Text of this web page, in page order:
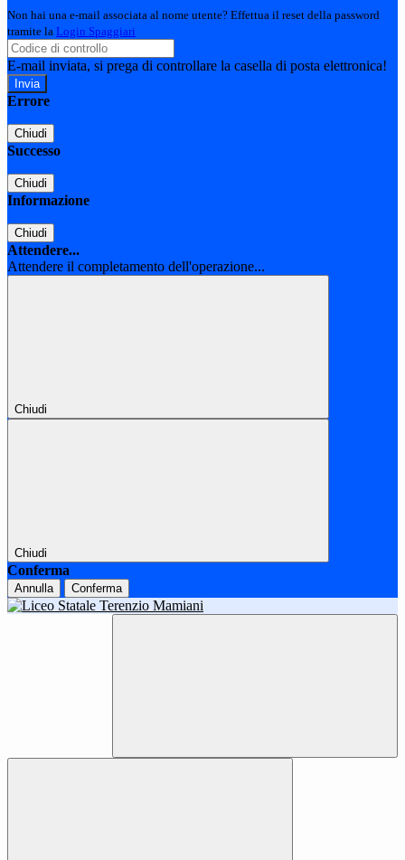
Non hai una e-mail associata al nome utente? Effettua il reset della password
tramite la Login Spaggiari
E-mail inviata, si prega di controllare la casella di posta elettronica!
Errore
Chiudi
Successo
Chiudi
Informazione
Chiudi
Attendere...
Attendere il completamento dell'operazione...
Chiudi
Chiudi
Conferma
Annulla Conferma